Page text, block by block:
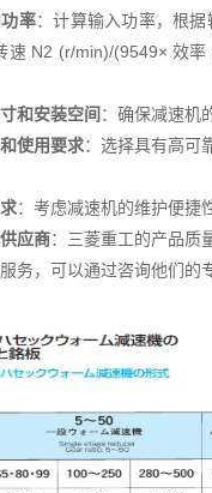
率：计算输入功率，根
速 N2 (r/min)/(9549× 效
和安装空间 ：确保减速机
使用要求：选择具有高可
：考虑减速机的维护便捷
应商：三菱重工的产品质
务，可以通过咨询他们的